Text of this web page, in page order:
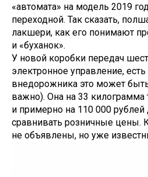
«автомата» на модель 2019
переходной. Так сказать,
лакшери, как его понимают
и «буханок».
У новой коробки передач
электронное управление,
внедорожника это может
важно). Она на 33
и примерно на 110 000
сравнивать розничные цены.
не объявлены, но уже